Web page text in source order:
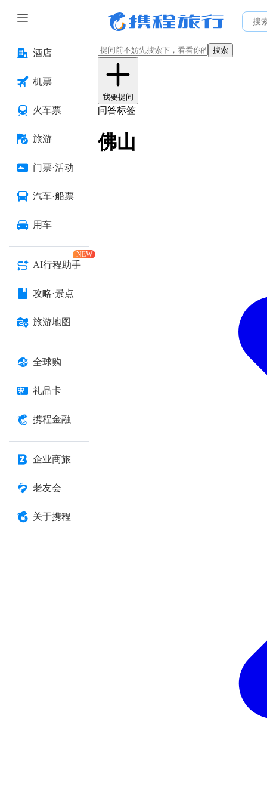
酒店
机票
火车票
旅游
门票·活动
汽车·船票
用车
AI行程助手
NEW
攻略·景点
旅游地图
全球购
礼品卡
携程金融
企业商旅
老友会
关于携程
搜索
我要提问
问答标签
佛山